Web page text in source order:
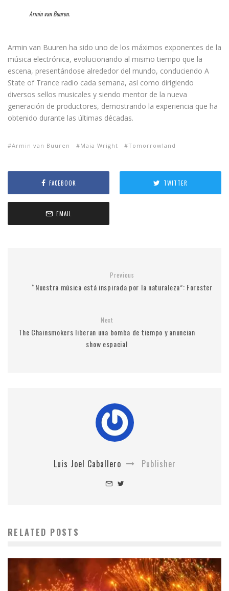
Armin van Buuren.
Armin van Buuren ha sido uno de los máximos exponentes de la
música electrónica, evolucionando al mismo tiempo que la
escena, presentándose alrededor del mundo, conduciendo A
State of Trance radio cada semana, así como dirigiendo
diversos sellos musicales y siendo mentor de la nueva
generación de productores, demostrando la experiencia que ha
obtenido durante las últimas décadas.
Armin van Buuren Maia Wright Tomorrowland
FACEBOOK TWITTER
EMAIL
Previous
“Nuestra música está inspirada por la naturaleza”: Forester
Next
The Chainsmokers liberan una bomba de tiempo y anuncian
show espacial
Luis Joel Caballero Publisher
RELATED POSTS